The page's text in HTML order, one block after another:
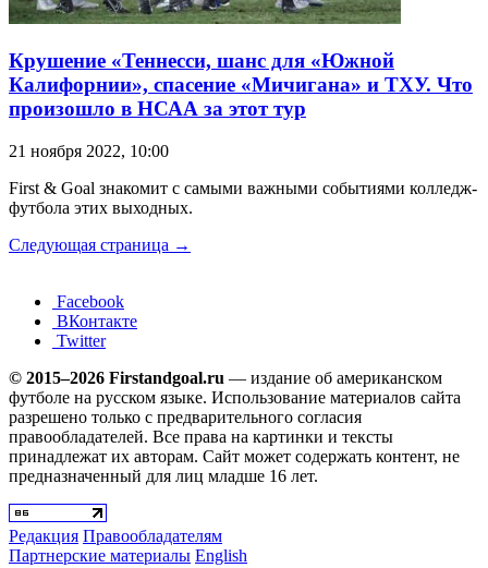
Крушение «Теннесси, шанс для «Южной
Калифорнии», спасение «Мичигана» и ТХУ. Что
произошло в НСАА за этот тур
21 ноября 2022, 10:00
First & Goal знакомит с самыми важными событиями колледж-
футбола этих выходных.
Следующая страница →
Facebook
ВКонтакте
Twitter
© 2015–2026 Firstandgoal.ru — издание об американском
футболе на русском языке. Использование материалов cайта
разрешено только с предварительного согласия
правообладателей. Все права на картинки и тексты
принадлежат их авторам. Сайт может содержать контент, не
предназначенный для лиц младше 16 лет.
Редакция Правообладателям
Партнерские материалы English